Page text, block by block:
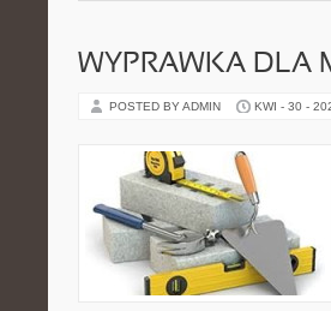
WYPRAWKA DLA
POSTED BY ADMIN KWI - 30 -